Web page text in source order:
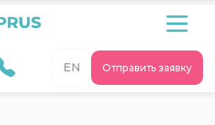
Отправить заявку
EN